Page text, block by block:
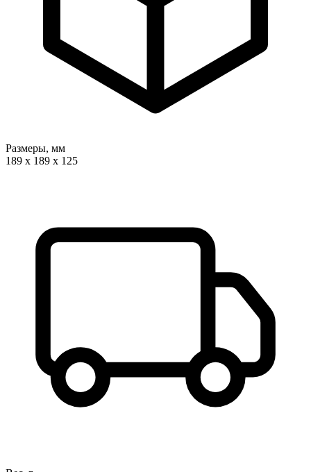
Размеры, мм
189 x 189 x 125